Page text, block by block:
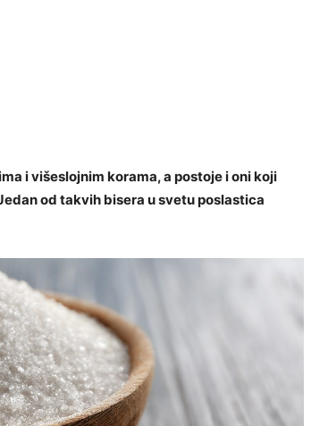
i višeslojnim korama, a postoje i oni koji
od takvih bisera u svetu poslastica